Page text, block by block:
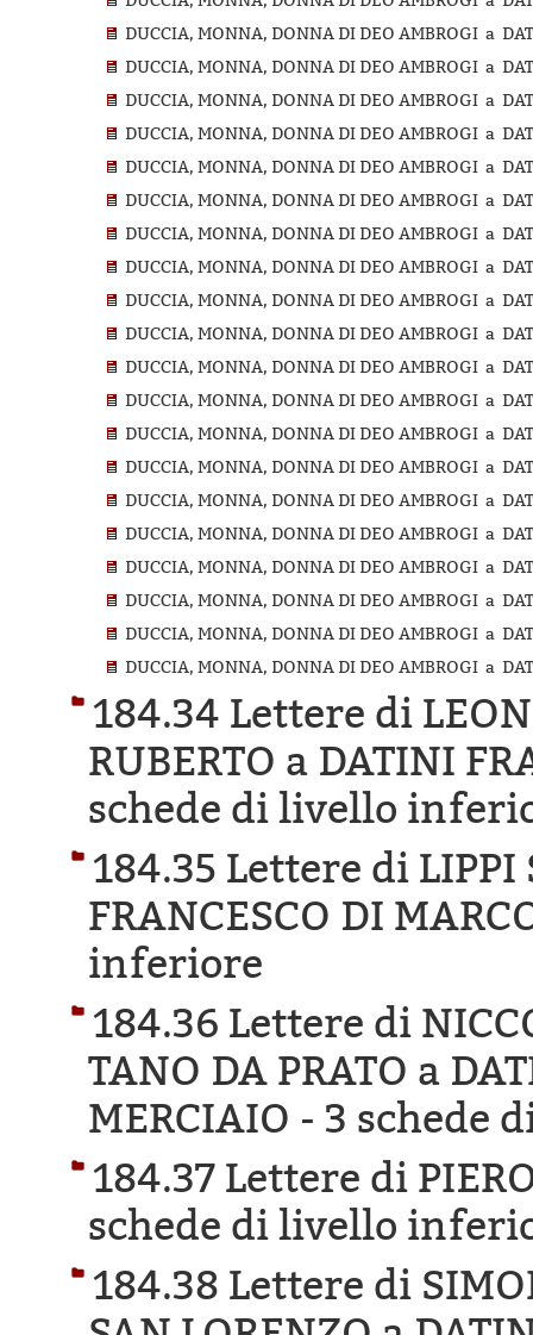
DUCCIA, MONNA, DONNA DI DEO AMBROGI a
DUCCIA, MONNA, DONNA DI DEO AMBROGI a
DUCCIA, MONNA, DONNA DI DEO AMBROGI a
DUCCIA, MONNA, DONNA DI DEO AMBROGI a
DUCCIA, MONNA, DONNA DI DEO AMBROGI a
DUCCIA, MONNA, DONNA DI DEO AMBROGI a
DUCCIA, MONNA, DONNA DI DEO AMBROGI a
DUCCIA, MONNA, DONNA DI DEO AMBROGI a
DUCCIA, MONNA, DONNA DI DEO AMBROGI a
DUCCIA, MONNA, DONNA DI DEO AMBROGI a
DUCCIA, MONNA, DONNA DI DEO AMBROGI a
DUCCIA, MONNA, DONNA DI DEO AMBROGI a
DUCCIA, MONNA, DONNA DI DEO AMBROGI a
DUCCIA, MONNA, DONNA DI DEO AMBROGI a
DUCCIA, MONNA, DONNA DI DEO AMBROGI a
DUCCIA, MONNA, DONNA DI DEO AMBROGI a
DUCCIA, MONNA, DONNA DI DEO AMBROGI a
DUCCIA, MONNA, DONNA DI DEO AMBROGI a
DUCCIA, MONNA, DONNA DI DEO AMBROGI a
DUCCIA, MONNA, DONNA DI DEO AMBROGI a
184.34 Lettere di
RUBERTO a DATINI
schede di livello
184.35 Lettere di LIPPI
FRANCESCO DI
inferiore
184.36 Lettere di
TANO DA PRATO a
MERCIAIO - 3 schede
184.37 Lettere di
schede di livello
184.38 Lettere di